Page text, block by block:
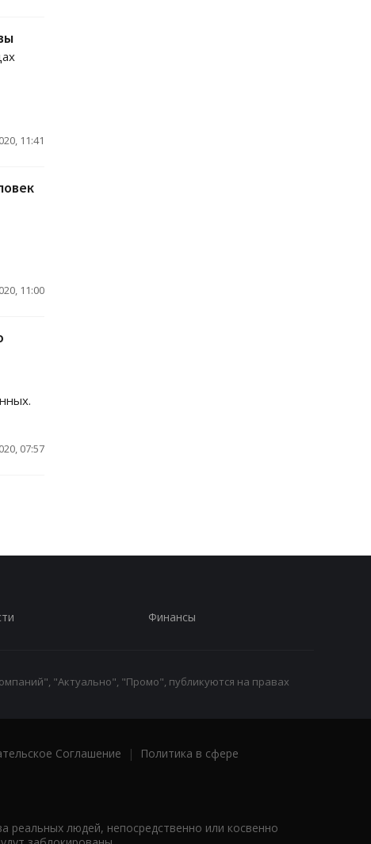
11:41
11:00
07:57
Финансы
"Актуально", "Промо", публикуются на правах
Соглашение |
Политика в сфере
людей, непосредственно или косвенно